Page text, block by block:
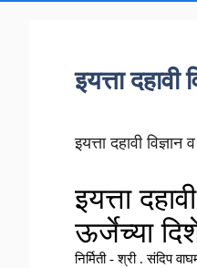
इयत्ता
इयत्ता दहावी